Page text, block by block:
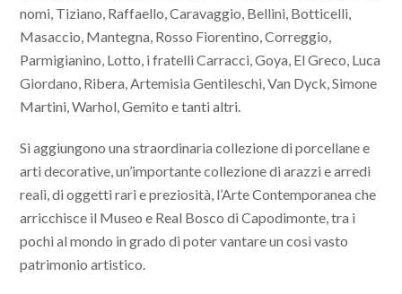
nomi, Tiziano, Raffaello, Caravaggio, Bellini, Botticelli,
Masaccio, Mantegna, Rosso Fiorentino, Correggio,
Parmigianino, Lotto, i fratelli Carracci, Goya, El Greco, Luca
Giordano, Ribera, Artemisia Gentileschi, Van Dyck, Simone
Martini, Warhol, Gemito e tanti altri.
Si aggiungono una straordinaria collezione di porcellane e
arti decorative, un’importante collezione di arazzi e arredi
reali, di oggetti rari e preziosità, l’Arte Contemporanea che
arricchisce il Museo e Real Bosco di Capodimonte, tra i
pochi al mondo in grado di poter vantare un così vasto
patrimonio artistico.